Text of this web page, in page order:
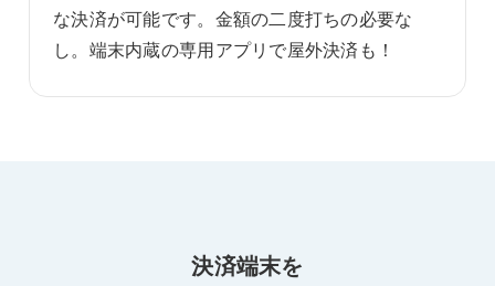
な決済が可能です。金額の二度打ちの必要な
し。端末内蔵の専用アプリで屋外決済も！
決済端末を